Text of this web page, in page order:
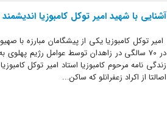
آشنایی با شهید امیر توکل کامبوزیا
در 70 سالگی در زاهدان توسط عوامل رژیم
اصالتا از اکراد زعفرانلو که ساکن...